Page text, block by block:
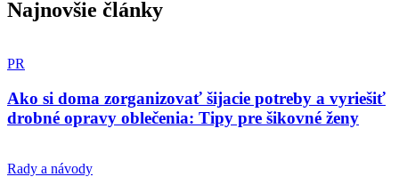
Najnovšie články
PR
Ako si doma zorganizovať šijacie potreby a vyriešiť
drobné opravy oblečenia: Tipy pre šikovné ženy
Rady a návody